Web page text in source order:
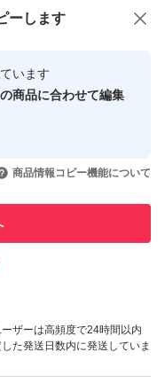
なユーザーです
了させた実績があります
実績があります
ーザーは高頻度で24時間以内
した発送日数内に発送していま
ーします
います
商品に合わせて編集
商品情報コピー機能について